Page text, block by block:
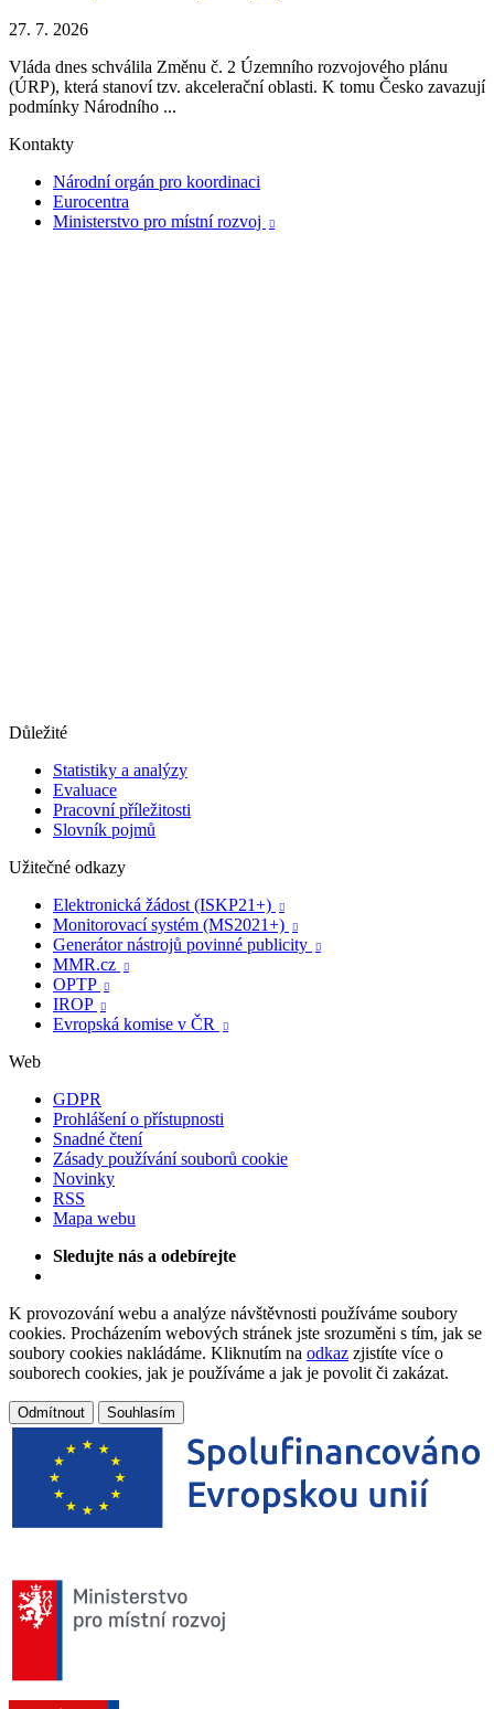
27. 7. 2026
Vláda dnes schválila Změnu č. 2 Územního rozvojového plánu
(ÚRP), která stanoví tzv. akcelerační oblasti. K tomu Česko zavazují
podmínky Národního ...
Kontakty
Národní orgán pro koordinaci
Eurocentra
Ministerstvo pro místní rozvoj

Důležité
Statistiky a analýzy
Evaluace
Pracovní příležitosti
Slovník pojmů
Užitečné odkazy
Elektronická žádost (ISKP21+)

Monitorovací systém (MS2021+) 
Generátor nástrojů povinné publicity 
MMR.cz 
OPTP 
IROP 
Evropská komise v ČR 
Web
GDPR
Prohlášení o přístupnosti
Snadné čtení
Zásady používání souborů cookie
Novinky
RSS
Mapa webu
Sledujte nás a odebírejte
K provozování webu a analýze návštěvnosti používáme soubory
cookies. Procházením webových stránek jste srozuměni s tím, jak se
soubory cookies nakládáme. Kliknutím na odkaz zjistíte více o
souborech cookies, jak je používáme a jak je povolit či zakázat.
Odmítnout Souhlasím